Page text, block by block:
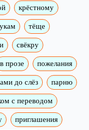
крёстному
тёще
свёкру
в прозе пожелания
до слёз парню
с переводом
приглашения